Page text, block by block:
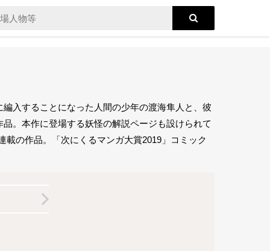
入することになった人間の少年の渡海隼人と、彼
。本作に登場する妖怪の解説ページも設けられて
の作品。「次にくるマンガ大賞2019」コミック